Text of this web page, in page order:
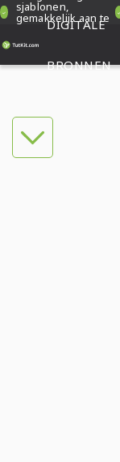
sjablonen,
gemakkelijk aan te
passenDIGITALE
BRONNEN